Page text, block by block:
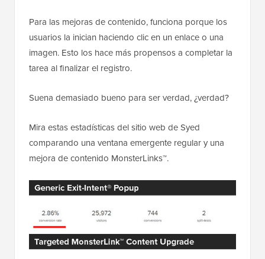
Para las mejoras de contenido, funciona porque los
usuarios la inician haciendo clic en un enlace o una
imagen. Esto los hace más propensos a completar la
tarea al finalizar el registro.
Suena demasiado bueno para ser verdad, ¿verdad?
Mira estas estadísticas del sitio web de Syed
comparando una ventana emergente regular y una
mejora de contenido MonsterLinks™.